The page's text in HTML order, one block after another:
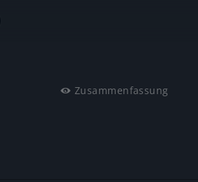
Zusammenfassung